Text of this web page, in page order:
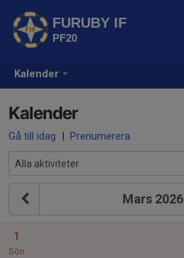
Kalender
FURUBY IF
PF20
Kalender
Gå till idag | Prenumerera
Mars 2026
1
Sön